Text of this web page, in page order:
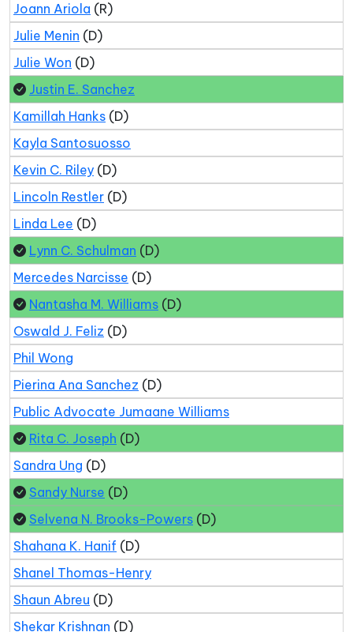
Joann Ariola (R)
Julie Menin (D)
Julie Won (D)
Justin E. Sanchez
Kamillah Hanks (D)
Kayla Santosuosso
Kevin C. Riley (D)
Lincoln Restler (D)
Linda Lee (D)
Lynn C. Schulman (D)
Mercedes Narcisse (D)
Nantasha M. Williams (D)
Oswald J. Feliz (D)
Phil Wong
Pierina Ana Sanchez (D)
Public Advocate Jumaane Williams
Rita C. Joseph (D)
Sandra Ung (D)
Sandy Nurse (D)
Selvena N. Brooks-Powers (D)
Shahana K. Hanif (D)
Shanel Thomas-Henry
Shaun Abreu (D)
Shekar Krishnan (D)